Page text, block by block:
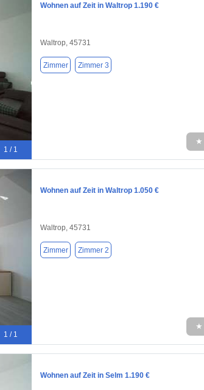
1 / 1
Wohnen auf Zeit in Waltrop 1.190 €
Waltrop, 45731
Zimmer Zimmer 3
★
1 / 1
Wohnen auf Zeit in Waltrop 1.050 €
Waltrop, 45731
Zimmer Zimmer 2
★
Wohnen auf Zeit in Selm 1.190 €